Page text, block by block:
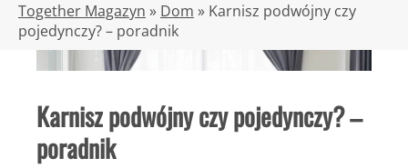
Together Magazyn » Dom » Karnisz podwójny czy
pojedynczy? – poradnik
Karnisz podwójny czy pojedynczy? –
poradnik